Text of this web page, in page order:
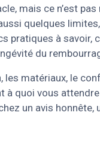
mais ce n’est
quelques
pratiques à savoir,
du
les matériaux, le
à quoi vous
un avis